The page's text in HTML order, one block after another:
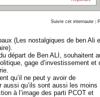
Suivre cet internaute
(Les nostalgiques de ben Ali
départ de Ben ALI, souhaitent
gage d’investissement et
qu’il ne peut y avoir de
qu’ils sont aussi les moins
à l’image des parti PCOT et